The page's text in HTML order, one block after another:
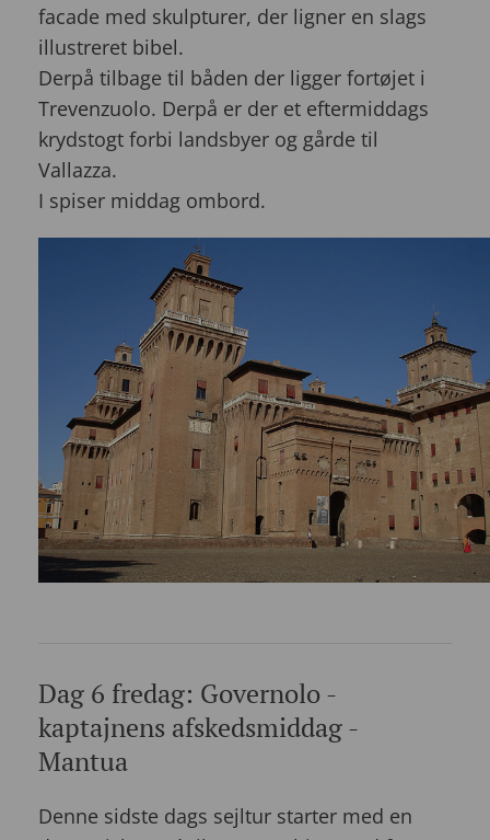
facade med skulpturer, der ligner en slags
illustreret bibel.
Derpå tilbage til båden der ligger fortøjet i
Trevenzuolo. Derpå er der et eftermiddags
krydstogt forbi landsbyer og gårde til
Vallazza.
I spiser middag ombord.
Dag 6 fredag: Governolo -
kaptajnens afskedsmiddag -
Mantua
Denne sidste dags sejltur starter med en